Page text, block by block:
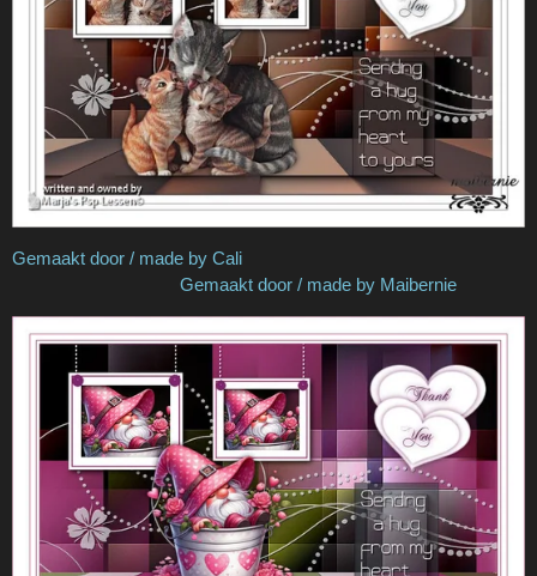
Gemaakt door / made by Cali
Gemaakt door / made by Maibernie